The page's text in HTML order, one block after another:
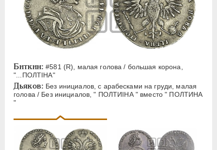
Биткин: #581 (R), малая голова / большая корона,
"...ПОЛТIНА"
Дьяков: Без инициалов, с арабесками на груди, малая
голова / Без инициалов, " ПОЛТИIНА " вместо " ПОЛТИНА
"
ЕЛИЗАВЕТА 1741-1762
ПЕТР III 1762-1762
ЕКАТЕРИНА II 1762-1796
1796-1801
АЛЕКСАНДР I
1801-1825
НИКОЛАЙ I
АЛЕКСАНДР II 1855-1881
АЛЕКСАНДР III
НИКОЛАЙ II 1894-1917
ВРЕМЕННОЕ ПРАВ. 1917-1918
ИНОСТРАННЫЕ 1768-1918